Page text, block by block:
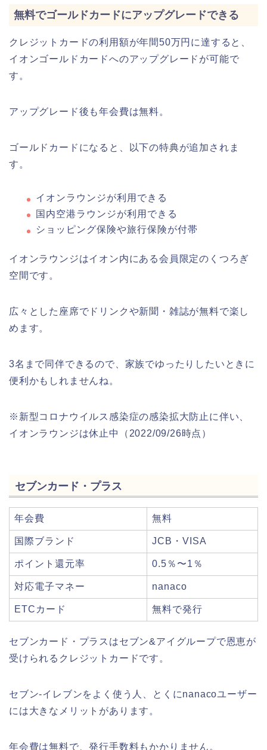
無料でゴールドカードにアップグレードできる
クレジットカードの利用額が年間50万円に達すると、
イオンゴールドカードへのアップグレードが可能で
す。
アップグレード後も年会費は無料。
ゴールドカードになると、以下の特典が追加されま
す。
イオンラウンジが利用できる
国内空港ラウンジが利用できる
ショッピング保険や旅行保険が付帯
イオンラウンジはイオン内にある会員限定のくつろぎ
空間です。
広々とした座席でドリンクや新聞・雑誌が無料で楽し
めます。
3名まで同伴できるので、家族でゆったりしたいときに
便利かもしれませんね。
※新型コロナウイルス感染症の感染拡大防止に伴い、
イオンラウンジは休止中（2022/09/26時点）
セブンカード・プラス
年会費 無料
国際ブランド JCB・VISA
ポイント還元率 0.5％〜1％
対応電子マネー nanaco
ETCカード 無料で発行
セブンカード・プラスはセブン&アイグループで恩恵が
受けられるクレジットカードです。
セブン-イレブンをよく使う人、とくにnanacoユーザー
には大きなメリットがあります。
年会費は無料で、発行手数料もかかりません。